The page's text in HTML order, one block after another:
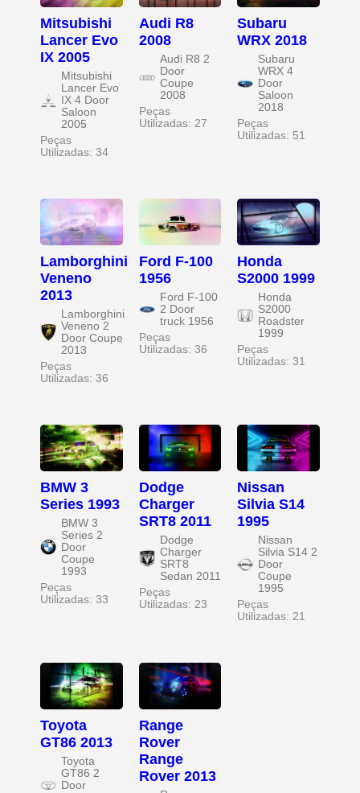
Mitsubishi
Lancer Evo
IX 2005
Mitsubishi
Lancer Evo
IX 4 Door
Saloon
2005
Peças
Utilizadas: 34
Audi R8
2008
Audi R8 2
Door
Coupe
2008
Peças
Utilizadas: 27
Subaru
WRX 2018
Subaru
WRX 4
Door
Saloon
2018
Peças
Utilizadas: 51
Lamborghini
Veneno
2013
Lamborghini
Veneno 2
Door Coupe
2013
Peças
Utilizadas: 36
Ford F-100
1956
Ford F-100
2 Door
truck 1956
Peças
Utilizadas: 36
Honda
S2000 1999
Honda
S2000
Roadster
1999
Peças
Utilizadas: 31
BMW 3
Series 1993
BMW 3
Series 2
Door
Coupe
1993
Peças
Utilizadas: 33
Dodge
Charger
SRT8 2011
Dodge
Charger
SRT8
Sedan 2011
Peças
Utilizadas: 23
Nissan
Silvia S14
1995
Nissan
Silvia S14 2
Door
Coupe
1995
Peças
Utilizadas: 21
Toyota
GT86 2013
Toyota
GT86 2
Door
Range
Rover
Range
Rover 2013